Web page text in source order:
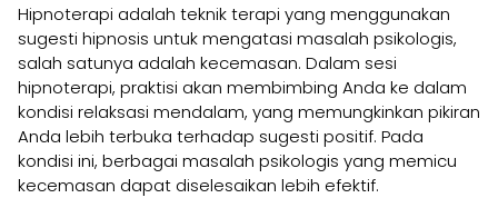
Hipnoterapi adalah teknik terapi yang menggunakan
sugesti hipnosis untuk mengatasi masalah psikologis,
salah satunya adalah kecemasan. Dalam sesi
hipnoterapi, praktisi akan membimbing Anda ke dalam
kondisi relaksasi mendalam, yang memungkinkan pikiran
Anda lebih terbuka terhadap sugesti positif. Pada
kondisi ini, berbagai masalah psikologis yang memicu
kecemasan dapat diselesaikan lebih efektif.